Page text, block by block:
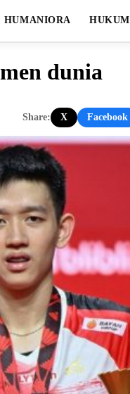
HUMANIORA HUKUM
dunia
Share: X Facebook